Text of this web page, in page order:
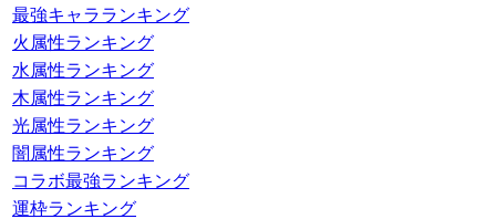
最強キャラランキング
火属性ランキング
水属性ランキング
木属性ランキング
光属性ランキング
闇属性ランキング
コラボ最強ランキング
運枠ランキング